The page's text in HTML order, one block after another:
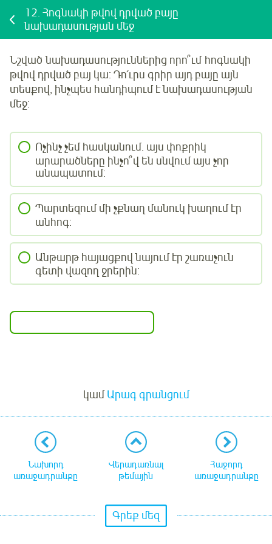
12. Հոգնակի թվով դրված բայը
նախադասության մեջ
Նշված նախադասություններից որո՞ւմ հոգնակի
թվով դրված բայ կա: Դո՛ւրս գրիր այդ բայը այն
տեսքով, ինչպես հանդիպում է նախադասության
մեջ:
Ոչինչ չեմ հասկանում. այս փոքրիկ
արարածները ինչո՞վ են սնվում այս չոր
անապատում:
Պարտեզում մի չքնաղ մանուկ խաղում էր
անհոգ:
Անթարթ հայացքով նայում էր շառաչուն
գետի վազող ջրերին:
կամԱրագ գրանցում
Նախորդ
առաջադրանքը
Վերադառնալ
թեմային
Հաջորդ
առաջադրանքը
Գրեք մեզ